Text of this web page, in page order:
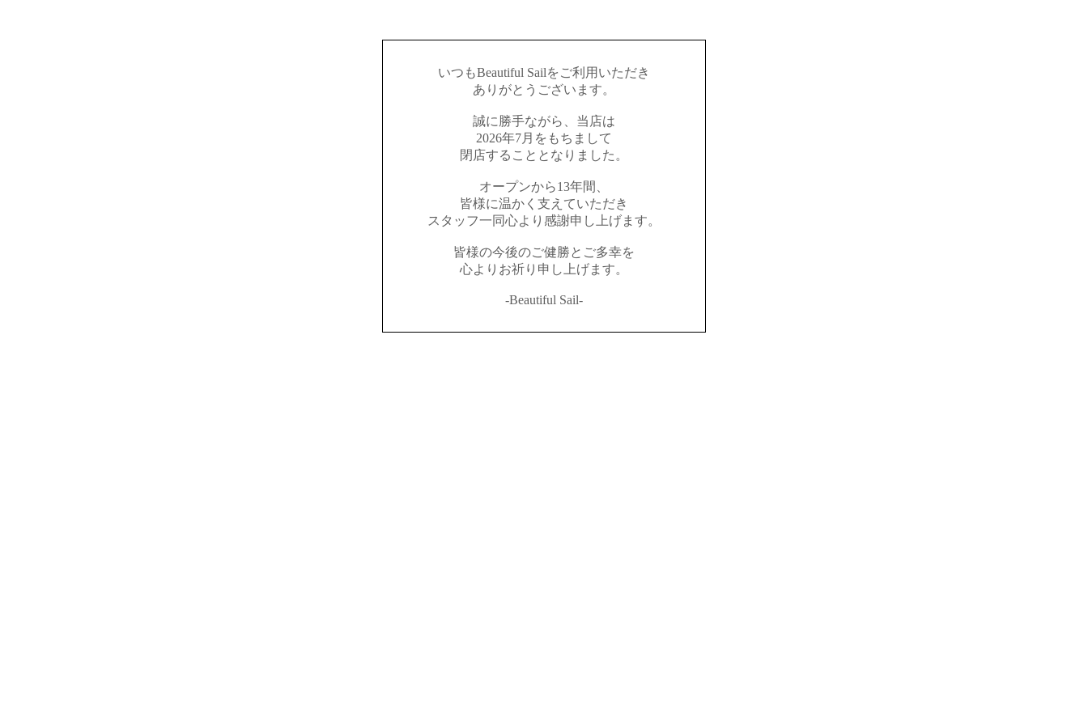
いつもBeautiful Sailをご利用いただき
ありがとうございます。
誠に勝手ながら、当店は
2026年7月をもちまして
閉店することとなりました。
オープンから13年間、
皆様に温かく支えていただき
スタッフ一同心より感謝申し上げます。
皆様の今後のご健勝とご多幸を
心よりお祈り申し上げます。
-Beautiful Sail-